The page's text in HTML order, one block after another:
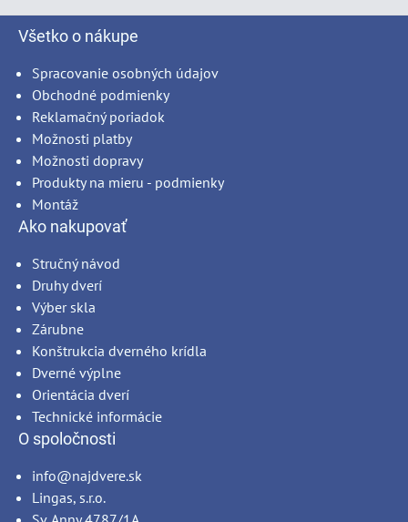
Všetko o nákupe
Spracovanie osobných údajov
Obchodné podmienky
Reklamačný poriadok
Možnosti platby
Možnosti dopravy
Produkty na mieru - podmienky
Montáž
Ako nakupovať
Stručný návod
Druhy dverí
Výber skla
Zárubne
Konštrukcia dverného krídla
Dverné výplne
Orientácia dverí
Technické informácie
O spoločnosti
info@najdvere.sk
Lingas, s.r.o.